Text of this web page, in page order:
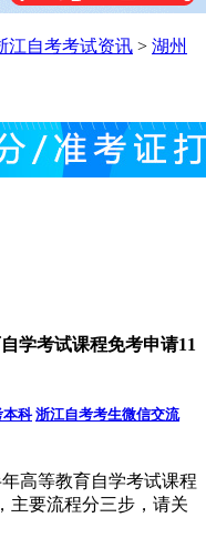
江自考考试资讯 > 湖州
学考试课程免考申请11
本科 浙江自考考生微信交流
高等教育自学考试课程
主要流程分三步，请关